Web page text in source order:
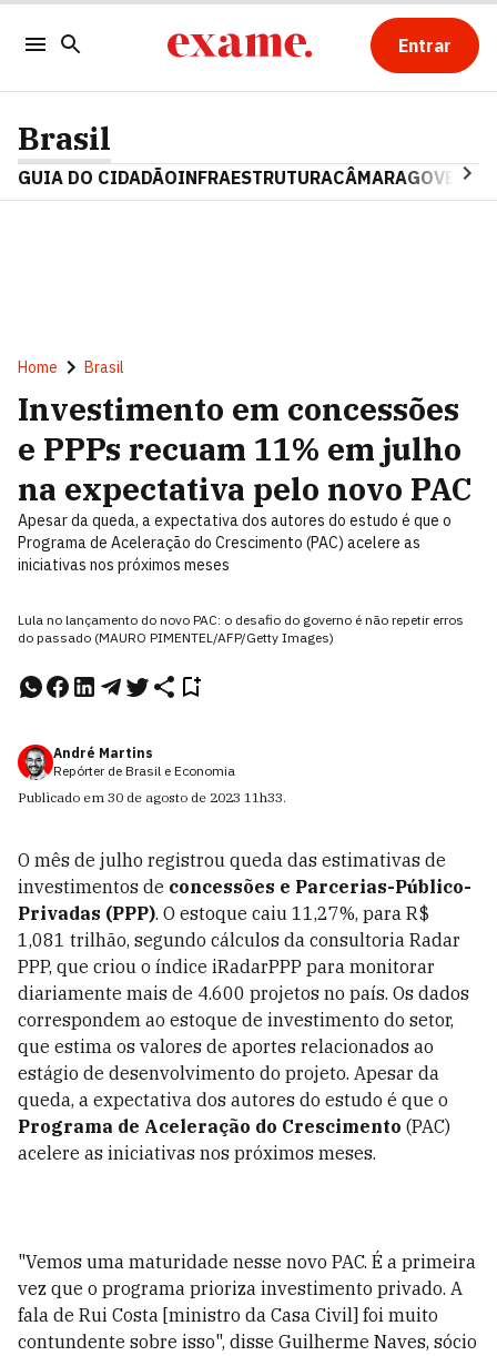
Entrar
Brasil
GUIA DO CIDADÃOINFRAESTRUTURACÂMARAGOVERNO
Home Brasil
Investimento em concessões
e PPPs recuam 11% em julho
na expectativa pelo novo PAC
Apesar da queda, a expectativa dos autores do estudo é que o
Programa de Aceleração do Crescimento (PAC) acelere as
iniciativas nos próximos meses
Lula no lançamento do novo PAC: o desafio do governo é não repetir erros
do passado (MAURO PIMENTEL/AFP/Getty Images)
André Martins
Repórter de Brasil e Economia
Publicado em 30 de agosto de 2023 11h33.
O mês de julho registrou queda das estimativas de
investimentos de concessões e Parcerias-Público-
Privadas (PPP). O estoque caiu 11,27%, para R$
1,081 trilhão, segundo cálculos da consultoria Radar
PPP, que criou o índice iRadarPPP para monitorar
diariamente mais de 4.600 projetos no país. Os dados
correspondem ao estoque de investimento do setor,
que estima os valores de aportes relacionados ao
estágio de desenvolvimento do projeto. Apesar da
queda, a expectativa dos autores do estudo é que o
Programa de Aceleração do Crescimento (PAC)
acelere as iniciativas nos próximos meses.
"Vemos uma maturidade nesse novo PAC. É a primeira
vez que o programa prioriza investimento privado. A
fala de Rui Costa [ministro da Casa Civil] foi muito
contundente sobre isso", disse Guilherme Naves, sócio